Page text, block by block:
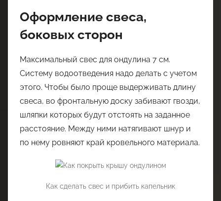
Оформление свеса,
боковых сторон
Максимальный свес для ондулина 7 см.
Систему водоотведения надо делать с учетом
этого. Чтобы было проще выдерживать длину
свеса, во фронтальную доску забивают гвозди,
шляпки которых будут отстоять на заданное
расстояние. Между ними натягивают шнур и
по нему ровняют край кровельного материала.
Как сделать свес и прибить капельник